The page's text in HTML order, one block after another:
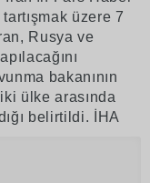
üzere 7
Rusya ve
bakanının
ülke arasında
belirtildi. İHA